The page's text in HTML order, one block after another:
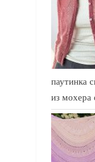
паутинка
из